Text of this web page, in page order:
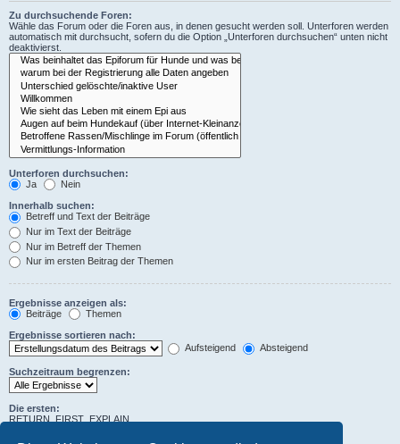
Zu durchsuchende Foren:
Wähle das Forum oder die Foren aus, in denen gesucht werden soll. Unterforen werden
automatisch mit durchsucht, sofern du die Option „Unterforen durchsuchen“ unten nicht
deaktivierst.
Unterforen durchsuchen:
Ja
Nein
Innerhalb suchen:
Betreff und Text der Beiträge
Nur im Text der Beiträge
Nur im Betreff der Themen
Nur im ersten Beitrag der Themen
Ergebnisse anzeigen als:
Beiträge
Themen
Ergebnisse sortieren nach:
Aufsteigend
Absteigend
Suchzeitraum begrenzen:
Die ersten:
RETURN_FIRST_EXPLAIN